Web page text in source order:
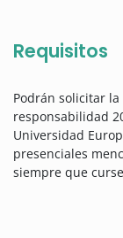
Requisitos
Podrán solicitar la
responsabilidad
Universidad
presenciales
siempre que